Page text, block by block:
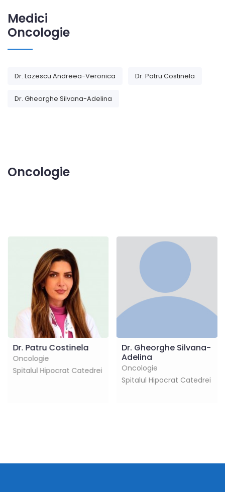
Medici
Oncologie
Dr. Lazescu Andreea-Veronica Dr. Patru Costinela
Dr. Gheorghe Silvana-Adelina
Oncologie
Dr. Patru Costinela
Oncologie
Spitalul Hipocrat Catedrei
Dr. Gheorghe Silvana-
Adelina
Oncologie
Spitalul Hipocrat Catedrei